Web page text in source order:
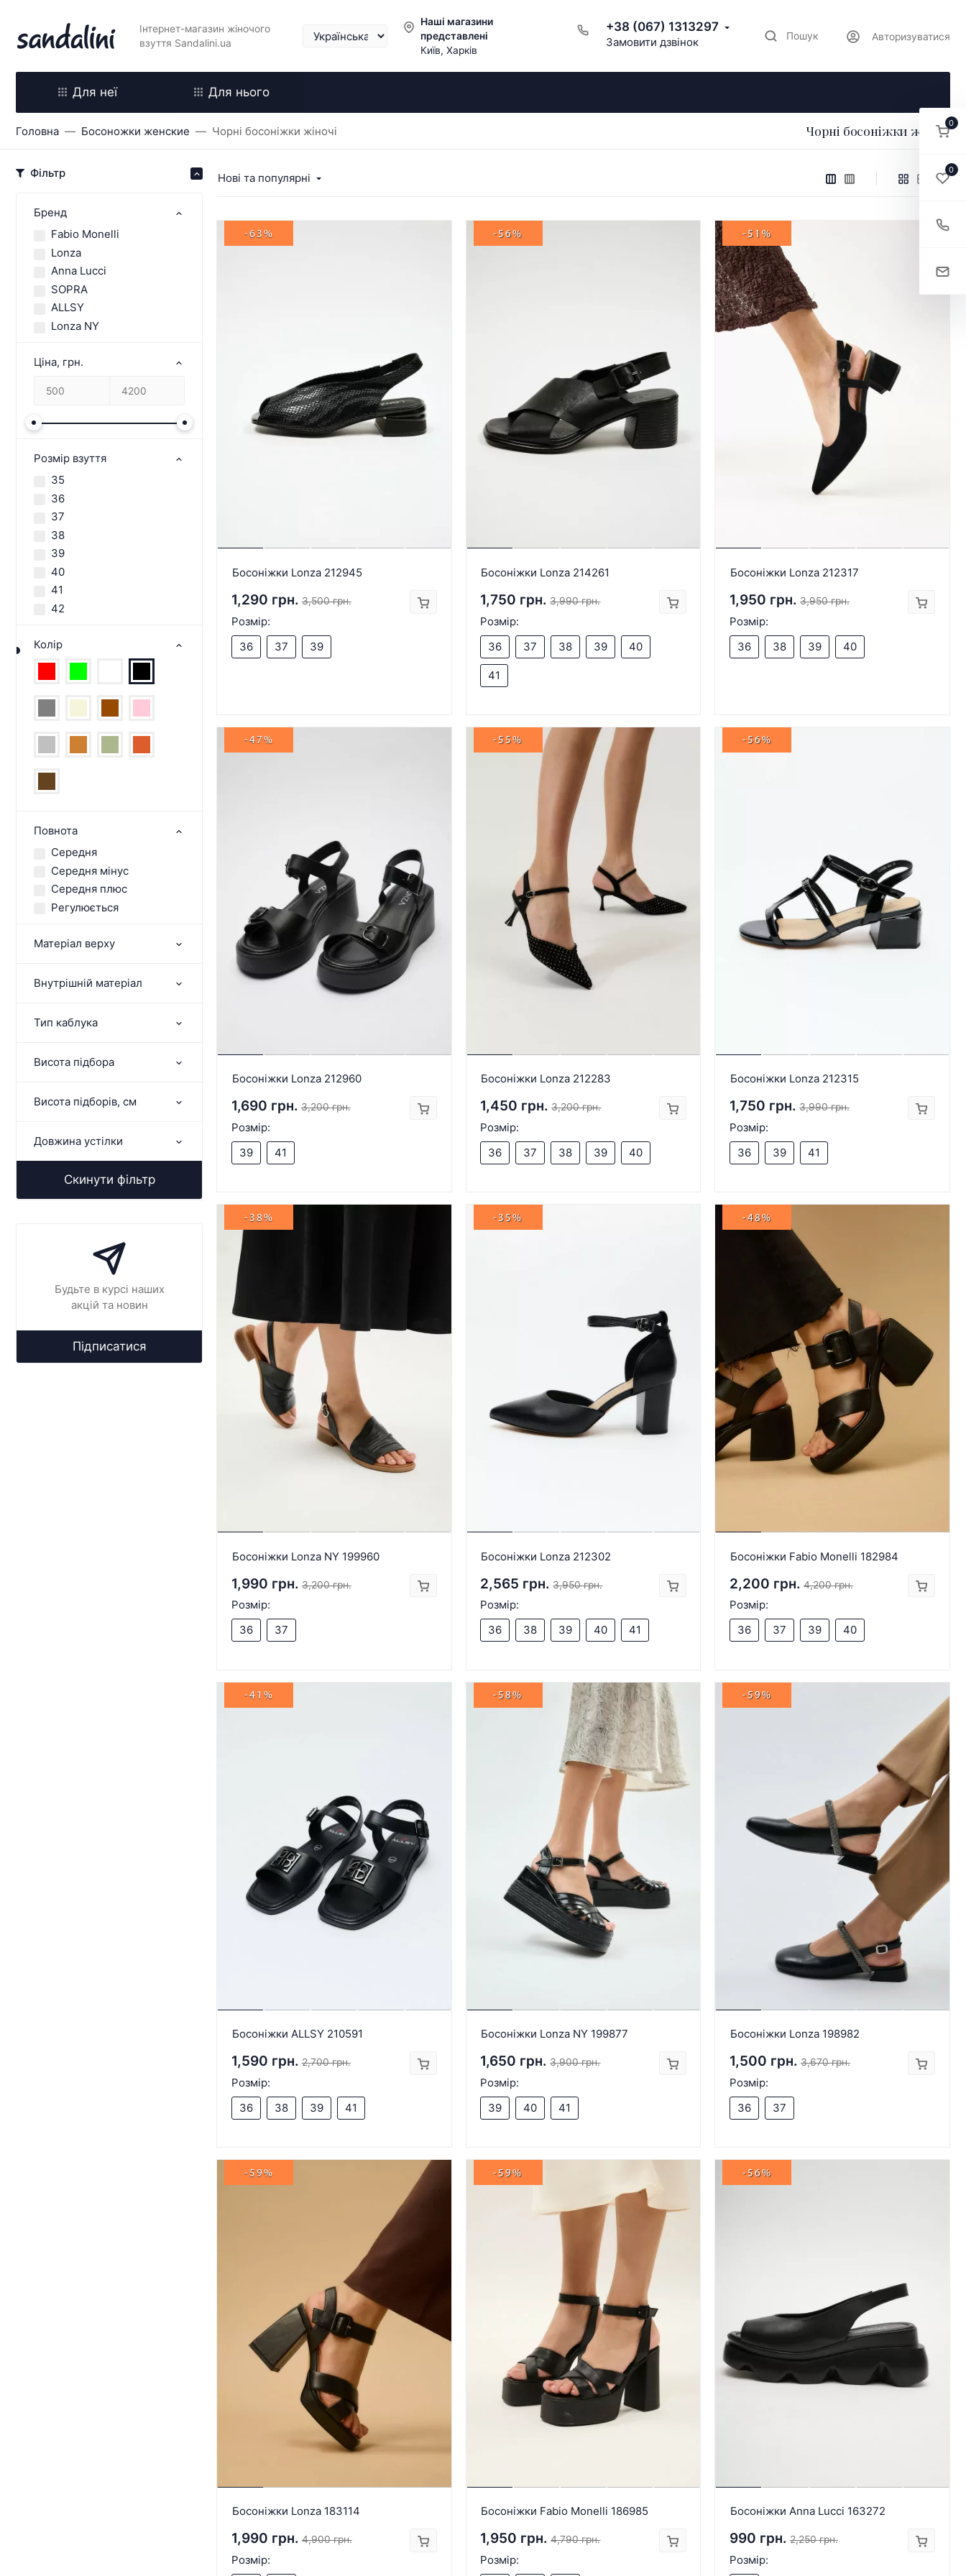
Інтернет-магазин жіночого
взуття Sandalini.ua
Наші магазини
представлені
Київ, Харків
+38 (067) 1313297
Замовити дзвінок Пошук Авторизуватися
Для неї Для нього
Головна Босоножки женские Чорні босоніжки жіночі Чорні босоніжки жіночі
Фільтр
Бренд
Fabio Monelli
Lonza
Anna Lucci
SOPRA
ALLSY
Lonza NY
Ціна, грн.
Розмір взуття
35
36
37
38
39
40
41
42
Колір
Повнота
Середня
Середня мінус
Середня плюс
Регулюється
Матеріал верху
Внутрішній матеріал
Тип каблука
Висота підбора
Висота підборів, см
Довжина устілки
Скинути фільтр
Будьте в курсі наших
акцій та новин
Підписатися
Нові та популярні
-63%
Босоніжки Lonza 212945
1,290 грн. 3,500 грн.
Розмір:
36
37 39
-56%
Босоніжки Lonza 214261
1,750 грн. 3,990 грн.
Розмір:
36
37 38 39 40
41
-51%
Босоніжки Lonza 212317
1,950 грн. 3,950 грн.
Розмір:
36
38 39 40
-47%
Босоніжки Lonza 212960
1,690 грн. 3,200 грн.
Розмір:
39
41
-55%
Босоніжки Lonza 212283
1,450 грн. 3,200 грн.
Розмір:
36
37 38 39 40
-56%
Босоніжки Lonza 212315
1,750 грн. 3,990 грн.
Розмір:
36
39 41
-38%
Босоніжки Lonza NY 199960
1,990 грн. 3,200 грн.
Розмір:
36
37
-35%
Босоніжки Lonza 212302
2,565 грн. 3,950 грн.
Розмір:
36
38 39 40 41
-48%
Босоніжки Fabio Monelli 182984
2,200 грн. 4,200 грн.
Розмір:
36
37 39 40
-41%
Босоніжки ALLSY 210591
1,590 грн. 2,700 грн.
Розмір:
36
38 39 41
-58%
Босоніжки Lonza NY 199877
1,650 грн. 3,900 грн.
Розмір:
39
40 41
-59%
Босоніжки Lonza 198982
1,500 грн. 3,670 грн.
Розмір:
36
37
-59%
Босоніжки Lonza 183114
1,990 грн. 4,900 грн.
Розмір:
-59%
Босоніжки Fabio Monelli 186985
1,950 грн. 4,790 грн.
Розмір:
-56%
Босоніжки Anna Lucci 163272
990 грн. 2,250 грн.
Розмір:
0
0